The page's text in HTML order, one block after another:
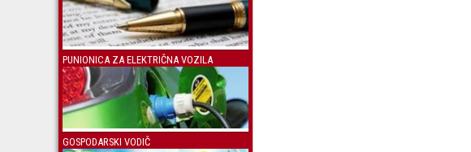
PUNIONICA ZA ELEKTRIČNA VOZILA
GOSPODARSKI VODIČ